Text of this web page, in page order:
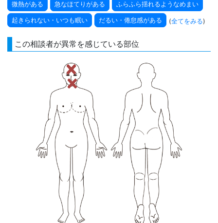
微熱がある 急なほてりがある ふらふら揺れるようなめまい
起きられない・いつも眠い だるい・倦怠感がある (全てをみる)
この相談者が異常を感じている部位